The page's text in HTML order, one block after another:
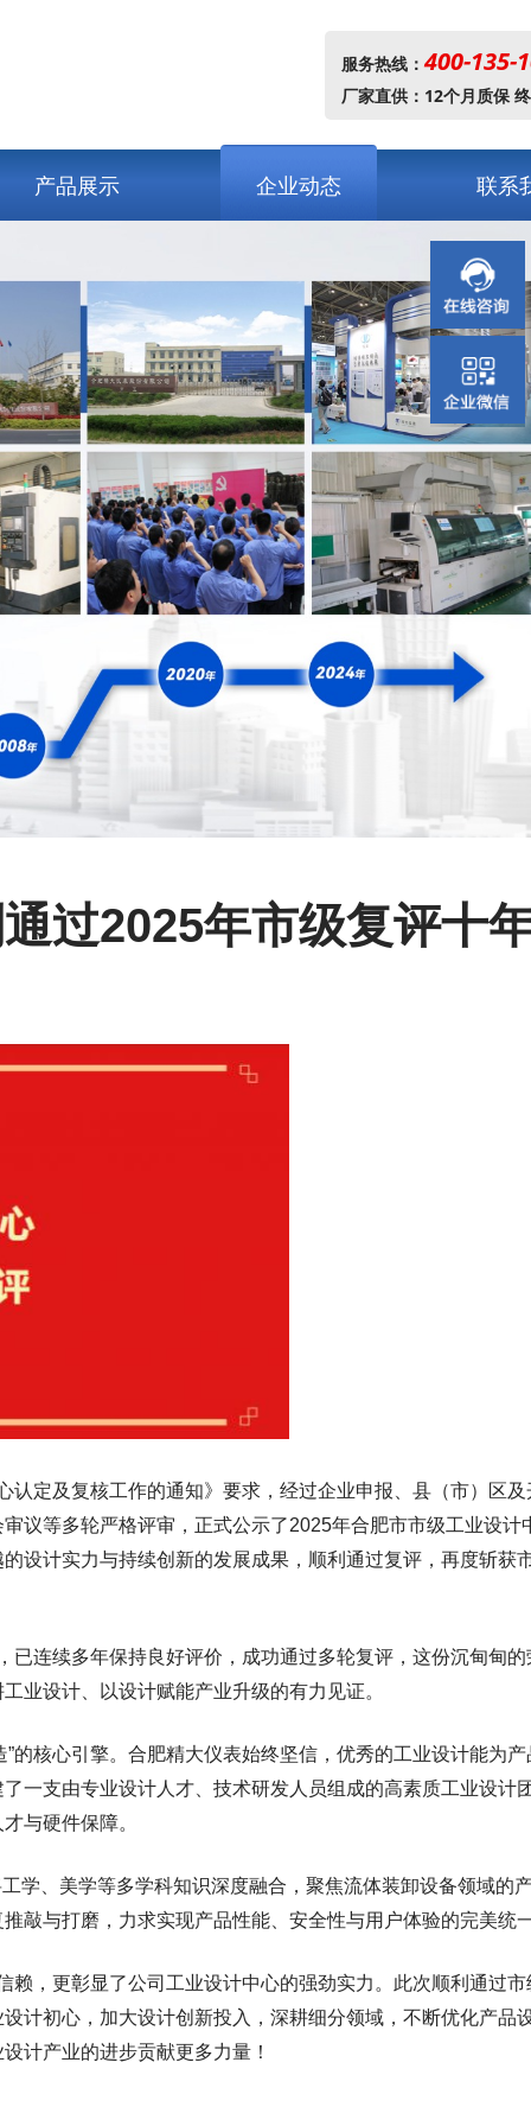
服务热线： 400-135-
厂家直供：12个月质保
产品展示 企业动态 联系
过2025年市级复评十
定及复核工作的通知》要求，经过企业申报、县（市）区及
议等多轮严格评审，正式公示了2025年合肥市市级工业设计
设计实力与持续创新的发展成果，顺利通过复评，再度斩获
连续多年保持良好评价，成功通过多轮复评，这份沉甸甸的
业设计、以设计赋能产业升级的有力见证。
的核心引擎。合肥精大仪表始终坚信，优秀的工业设计能为产
一支由专业设计人才、技术研发人员组成的高素质工业设计
与硬件保障。
学、美学等多学科知识深度融合，聚焦流体装卸设备领域的
敲与打磨，力求实现产品性能、安全性与用户体验的完美统
，更彰显了公司工业设计中心的强劲实力。此次顺利通过市
计初心，加大设计创新投入，深耕细分领域，不断优化产品
计产业的进步贡献更多力量！